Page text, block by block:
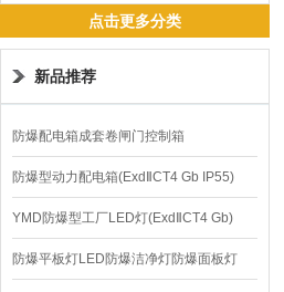
镇流器
点击更多分类
新品推荐
防爆配电箱成套卷闸门控制箱
防爆型动力配电箱(ExdⅡCT4 Gb IP55)
YMD防爆型工厂LED灯(ExdⅡCT4 Gb)
220V/150W
防爆平板灯LED防爆洁净灯防爆面板灯